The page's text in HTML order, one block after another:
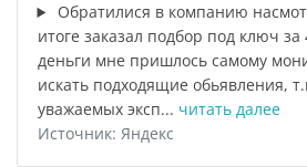
Обратилися в компанию
итоге заказал подбор под ключ за
деньги мне пришлось самому
искать подходящие обьявления,
уважаемых эксп... читать далее
Источник: Яндекс